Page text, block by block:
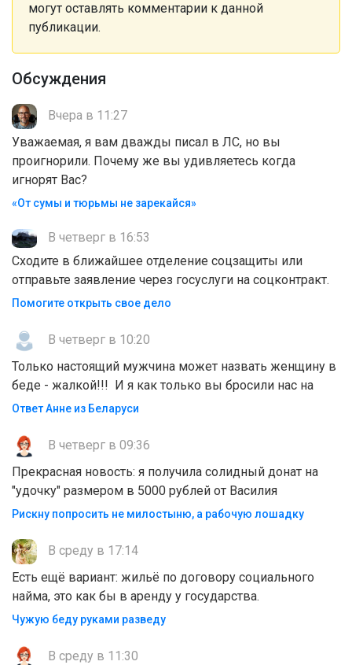
могут оставлять комментарии к данной
публикации.
Обсуждения
Вчера в 11:27
Уважаемая, я вам дважды писал в ЛС, но вы
проигнорили. Почему же вы удивляетесь когда
игнорят Вас?
«От сумы и тюрьмы не зарекайся»
В четверг в 16:53
Сходите в ближайшее отделение соцзащиты или
отправьте заявление через госуслуги на соцконтракт.
Помогите открыть свое дело
В четверг в 10:20
Только настоящий мужчина может назвать женщину в
беде - жалкой!!! И я как только вы бросили нас на
Ответ Анне из Беларуси
В четверг в 09:36
Прекрасная новость: я получила солидный донат на
"удочку" размером в 5000 рублей от Василия
Рискну попросить не милостыню, а рабочую лошадку
В среду в 17:14
Есть ещё вариант: жильё по договору социального
найма, это как бы в аренду у государства.
Чужую беду руками разведу
В среду в 11:30